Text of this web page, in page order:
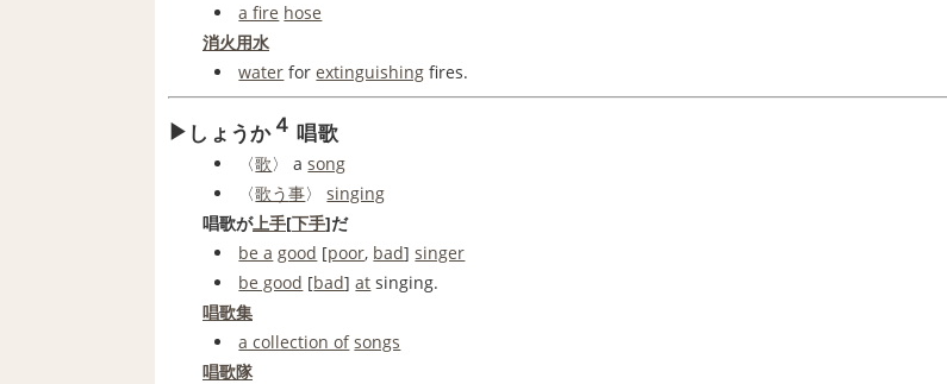
a fire hose
消火用水
water forextinguishing fires.
しょうか４ 唱歌
〈歌〉 asong
〈歌う事〉singing
唱歌が上手[下手]だ
be a good [poor, bad]singer
be good [bad]at singing.
唱歌集
a collection of songs
唱歌隊